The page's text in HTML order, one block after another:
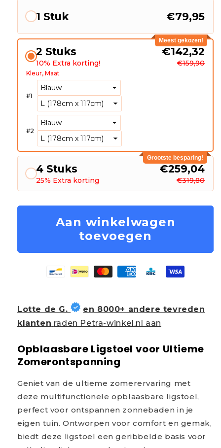
1 Stuk €79,95
Meest gekozen!
2 Stuks
10% Extra korting!
€142,32
€159,90
Kleur Maat
#1
#2
Grootste besparing!
4 Stuks
25% Extra korting
€259,04
€319,80
Aan winkelwagen
toevoegen
Lotte de G.
en 8000+ andere tevreden
klanten raden Petra-winkel.nl aan
Opblaasbare Ligstoel voor Ultieme
Zomerontspanning
Geniet van de ultieme zomerervaring met
deze multifunctionele opblaasbare ligstoel,
perfect voor ontspannen zonnebaden in je
eigen tuin. Ontworpen voor comfort en gemak,
biedt deze ligstoel een geribbelde basis voor